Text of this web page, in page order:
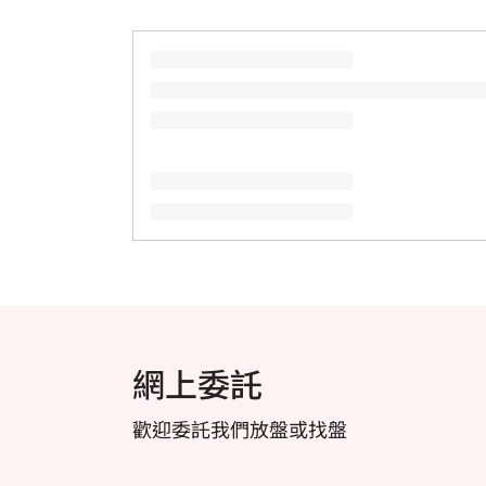
網上委託
歡迎委託我們放盤或找盤